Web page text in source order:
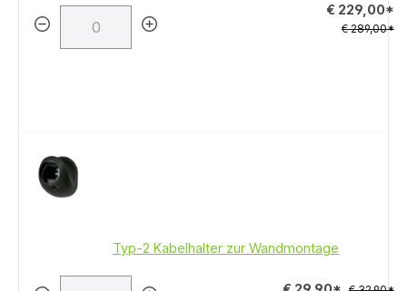
€ 229,00*
€ 289,00*
Typ-2 Kabelhalter zur Wandmontage